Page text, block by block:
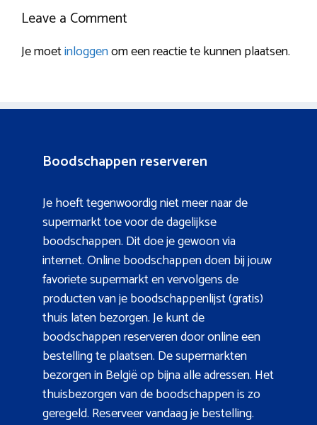
Leave a Comment
Je moetinloggenom een reactie te kunnen plaatsen.
Boodschappen reserveren
Je hoeft tegenwoordig niet meer naar de
supermarkt toe voor de dagelijkse
boodschappen. Dit doe je gewoon via
internet. Online boodschappen doen bij jouw
favoriete supermarkt en vervolgens de
producten van je boodschappenlijst (gratis)
thuis laten bezorgen. Je kunt de
boodschappen reserveren door online een
bestelling te plaatsen. De supermarkten
bezorgen in België op bijna alle adressen. Het
thuisbezorgen van de boodschappen is zo
geregeld. Reserveer vandaag je bestelling.